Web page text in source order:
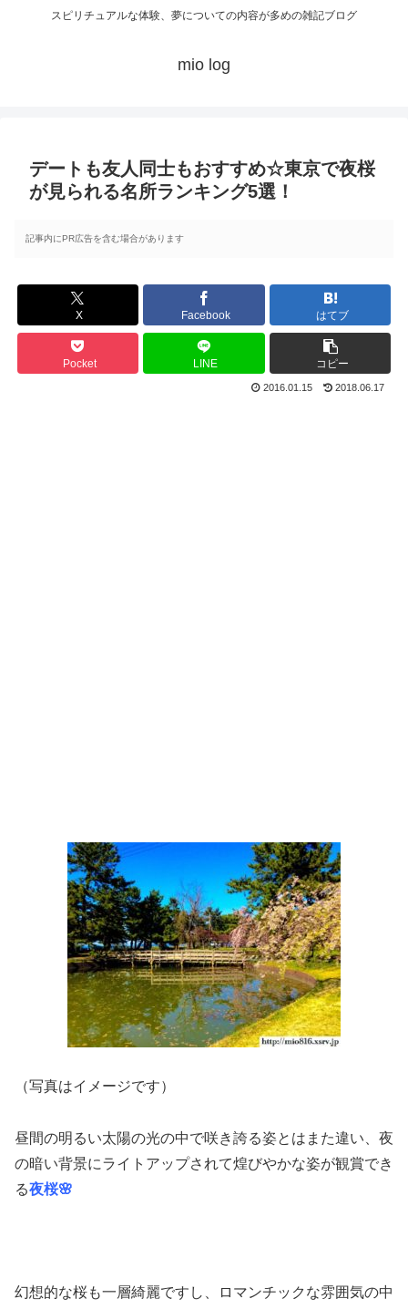
スピリチュアルな体験、夢についての内容が多めの雑記ブログ
mio log
デートも友人同士もおすすめ☆東京で夜桜
が見られる名所ランキング5選！
記事内にPR広告を含む場合があります
X Facebook はてブ
Pocket LINE コピー
2016.01.15 2018.06.17
（写真はイメージです）
昼間の明るい太陽の光の中で咲き誇る姿とはまた違い、夜
の暗い背景にライトアップされて煌びやかな姿が観賞でき
る夜桜🌸
幻想的な桜も一層綺麗ですし、ロマンチックな雰囲気の中